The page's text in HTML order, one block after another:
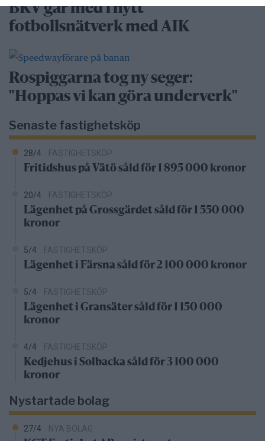
BKV går med i nytt
fotbollsnätverk med AIK
Rospiggarna tog ny seger:
"Hoppas vi kan göra underverk"
Senaste fastighetsköp
28/4 FASTIGHETSKÖP
Fritidshus på Vätö såld för 1 895 000 kronor
20/4 FASTIGHETSKÖP
Lägenhet på Grossgärdet såld för 1 550 000
kronor
5/4 FASTIGHETSKÖP
Lägenhet i Färsna såld för 2 100 000 kronor
5/4 FASTIGHETSKÖP
Lägenhet i Gransäter såld för 1 150 000
kronor
4/4 FASTIGHETSKÖP
Kedjehus i Solbacka såld för 3 100 000
kronor
Nystartade bolag
27/4 NYA BOLAG